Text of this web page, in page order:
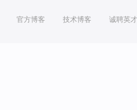
官方博客 技术博客 诚聘英才